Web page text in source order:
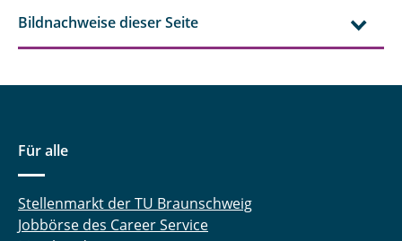
Bildnachweise dieser Seite
Für alle
Stellenmarkt der TU Braunschweig
Jobbörse des Career Service